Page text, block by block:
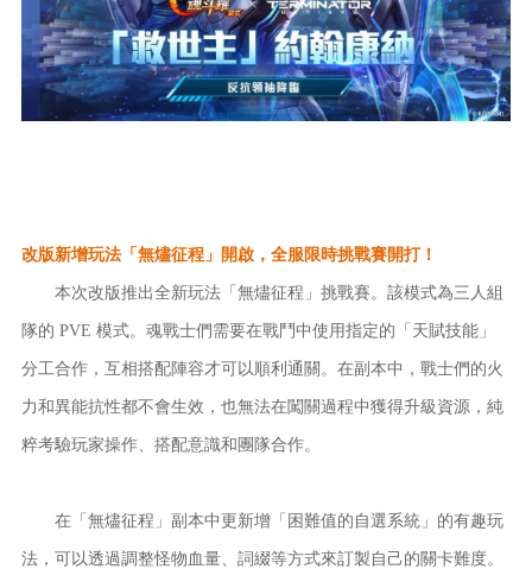
改版新增玩法「無燼征程」開啟，全服限時挑戰賽開打！
本次改版推出全新玩法「無燼征程」挑戰賽。該模式為三人組
隊的 PVE 模式。魂戰士們需要在戰鬥中使用指定的「天賦技能」
分工合作，互相搭配陣容才可以順利通關。在副本中，戰士們的火
力和異能抗性都不會生效，也無法在闖關過程中獲得升級資源，純
粹考驗玩家操作、搭配意識和團隊合作。
在「無燼征程」副本中更新增「困難值的自選系統」的有趣玩
法，可以透過調整怪物血量、詞綴等方式來訂製自己的關卡難度。